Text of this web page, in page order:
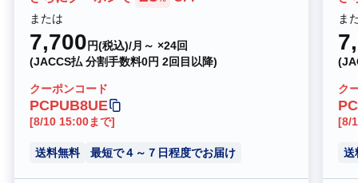
または
7,700 円(税込)/月～ ×24回
(JACCS払 分割手数料0円 2回目以降)
クーポンコード
PCPUB8UE
[8/10 15:00まで]
送料無料 最短で４～７日程度でお届け
ま
ク
[8/
送